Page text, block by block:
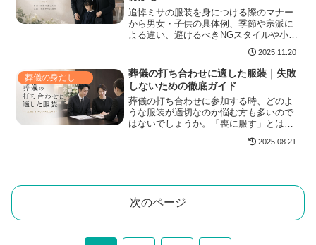
最終チェックリストも付属。
追悼ミサの服装を身につける際のマナー
から男女・子供の具体例、季節や宗派に
よる違い、避けるべきNGスタイルや小物
の注意点まで、喪服がない場合の平服指
定対応や会場でのふるまいもわかりやす
く解説し、失礼にならない装いで思いや
りを伝えるコツを紹介。靴やバッグ、和
装での参列、髪型やアクセサリーの選び
方まで実例つきでやさしく解説。
2025.11.20
葬儀の打ち合わせに適した服装｜失敗
しないための徹底ガイド
葬儀の打ち合わせに参加する時、どのよ
うな服装が適切なのか悩む方も多いので
はないでしょうか。「喪に服す」とは言
えども、その場の雰囲気や立場に応じた
服装選びは重要です。さらに、服装のマ
2025.08.21
次のページ